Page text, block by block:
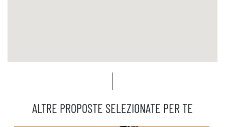
ALTRE PROPOSTE SELEZIONATE PER TE